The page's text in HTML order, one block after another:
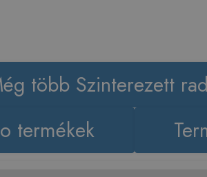
több Szinterezett
termékek